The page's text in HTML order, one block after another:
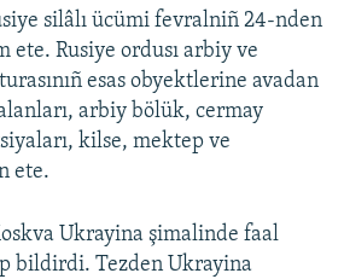
silâlı ücümi fevralniñ 24-nden
ete. Rusiye ordusı arbiy ve
esas obyektlerine avadan
arbiy bölük, cermay
kilse, mektep ve
ete.
Ukrayina şimalinde faal
bildirdi. Tezden Ukrayina